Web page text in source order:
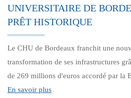
UNIVERSITAIRE DE
PRÊT HISTORIQUE
Le CHU de Bordeaux franchit une
transformation de ses infrastructures
de 269 millions d'euros accordé par la
En savoir plus